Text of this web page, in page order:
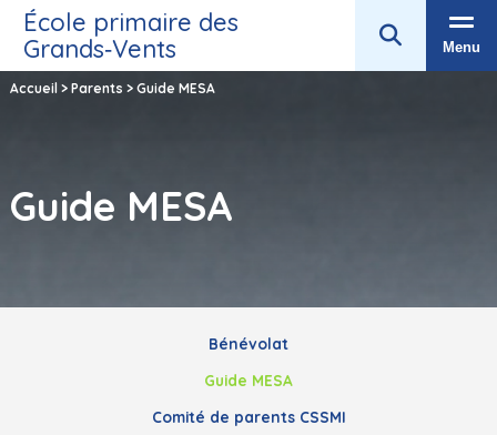
École primaire des
Grands‑Vents
Menu
Accueil> Parents > Guide MESA
Guide MESA
Bénévolat
Guide MESA
Comité de parents CSSMI